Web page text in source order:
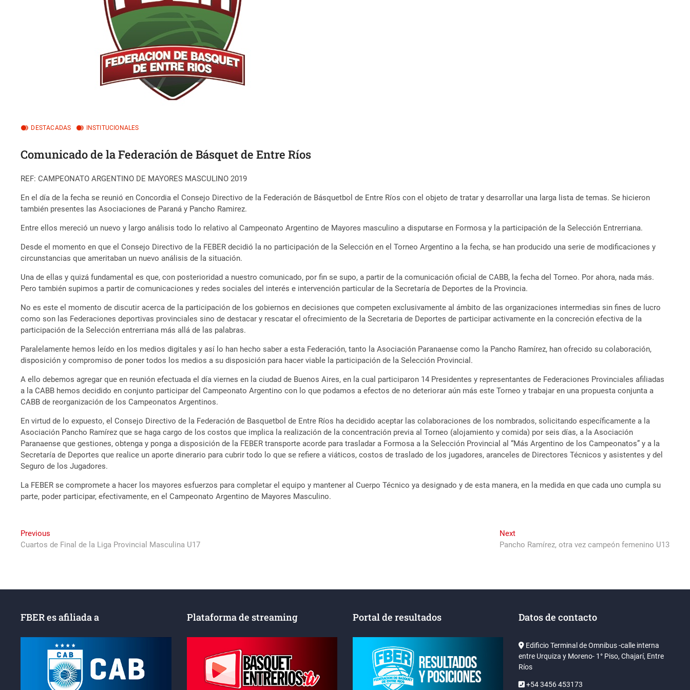
DESTACADAS INSTITUCIONALES
Comunicado de la Federación de Básquet de Entre Ríos
REF: CAMPEONATO ARGENTINO DE MAYORES MASCULINO 2019
En el día de la fecha se reunió en Concordia el Consejo Directivo de la Federación de Básquetbol de Entre Ríos con el objeto de tratar y desarrollar una larga lista de temas. Se hicieron
también presentes las Asociaciones de Paraná y Pancho Ramirez.
Entre ellos mereció un nuevo y largo análisis todo lo relativo al Campeonato Argentino de Mayores masculino a disputarse en Formosa y la participación de la Selección Entrerriana.
Desde el momento en que el Consejo Directivo de la FEBER decidió la no participación de la Selección en el Torneo Argentino a la fecha, se han producido una serie de modificaciones y
circunstancias que ameritaban un nuevo análisis de la situación.
Una de ellas y quizá fundamental es que, con posterioridad a nuestro comunicado, por fin se supo, a partir de la comunicación oficial de CABB, la fecha del Torneo. Por ahora, nada más.
Pero también supimos a partir de comunicaciones y redes sociales del interés e intervención particular de la Secretaría de Deportes de la Provincia.
No es este el momento de discutir acerca de la participación de los gobiernos en decisiones que competen exclusivamente al ámbito de las organizaciones intermedias sin fines de lucro
como son las Federaciones deportivas provinciales sino de destacar y rescatar el ofrecimiento de la Secretaria de Deportes de participar activamente en la concreción efectiva de la
participación de la Selección entrerriana más allá de las palabras.
Paralelamente hemos leído en los medios digitales y así lo han hecho saber a esta Federación, tanto la Asociación Paranaense como la Pancho Ramírez, han ofrecido su colaboración,
disposición y compromiso de poner todos los medios a su disposición para hacer viable la participación de la Selección Provincial.
A ello debemos agregar que en reunión efectuada el día viernes en la ciudad de Buenos Aires, en la cual participaron 14 Presidentes y representantes de Federaciones Provinciales afiliadas
a la CABB hemos decidido en conjunto participar del Campeonato Argentino con lo que podamos a efectos de no deteriorar aún más este Torneo y trabajar en una propuesta conjunta a
CABB de reorganización de los Campeonatos Argentinos.
En virtud de lo expuesto, el Consejo Directivo de la Federación de Basquetbol de Entre Ríos ha decidido aceptar las colaboraciones de los nombrados, solicitando específicamente a la
Asociación Pancho Ramírez que se haga cargo de los costos que implica la realización de la concentración previa al Torneo (alojamiento y comida) por seis días, a la Asociación
Paranaense que gestiones, obtenga y ponga a disposición de la FEBER transporte acorde para trasladar a Formosa a la Selección Provincial al “Más Argentino de los Campeonatos” y a la
Secretaría de Deportes que realice un aporte dinerario para cubrir todo lo que se refiere a viáticos, costos de traslado de los jugadores, aranceles de Directores Técnicos y asistentes y del
Seguro de los Jugadores.
La FEBER se compromete a hacer los mayores esfuerzos para completar el equipo y mantener al Cuerpo Técnico ya designado y de esta manera, en la medida en que cada uno cumpla su
parte, poder participar, efectivamente, en el Campeonato Argentino de Mayores Masculino.
Navegación
de
Previous
post:
Cuartos de Final de la Liga Provincial Masculina U17
NextNext
post:
Pancho Ramírez, otra vez campeón femenino U13
FBER es afiliada a Plataforma de streaming Portal de resultados Datos de contacto
Edificio Terminal de Omnibus -calle interna
entre Urquiza y Moreno- 1° Piso, Chajarí, Entre
Ríos
+54 3456 453173